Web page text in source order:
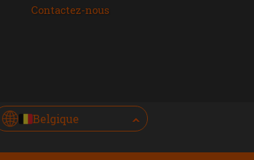
Contactez-nous
Belgique